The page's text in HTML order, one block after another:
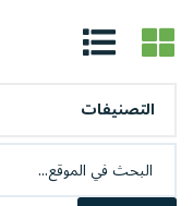
التصنيفات